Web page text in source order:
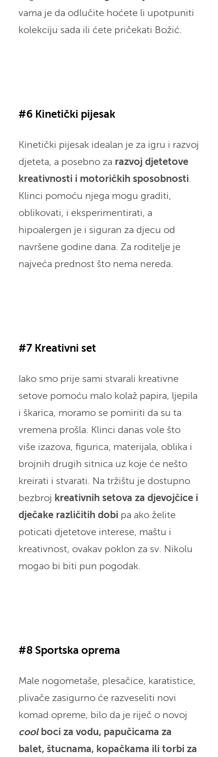
vama je da odlučite hoćete li upotpuniti
kolekciju sada ili ćete pričekati Božić.
#6 Kinetički pijesak
Kinetički pijesak idealan je za igru i razvoj
djeteta, a posebno za razvoj djetetove
kreativnosti i motoričkih sposobnosti.
Klinci pomoću njega mogu graditi,
oblikovati, i eksperimentirati, a
hipoalergen je i siguran za djecu od
navršene godine dana. Za roditelje je
najveća prednost što nema nereda.
#7 Kreativni set
Iako smo prije sami stvarali kreativne
setove pomoću malo kolaž papira, ljepila
i škarica, moramo se pomiriti da su ta
vremena prošla. Klinci danas vole što
više izazova, figurica, materijala, oblika i
brojnih drugih sitnica uz koje će nešto
kreirati i stvarati. Na tržištu je dostupno
bezbroj kreativnih setova za djevojčice i
dječake različitih dobi pa ako želite
poticati djetetove interese, maštu i
kreativnost, ovakav poklon za sv. Nikolu
mogao bi biti pun pogodak.
#8 Sportska oprema
Male nogometaše, plesačice, karatistice,
plivače zasigurno će razveseliti novi
komad opreme, bilo da je riječ o novoj
coolboci za vodu, papučicama za
balet, štucnama, kopačkama ili torbi za